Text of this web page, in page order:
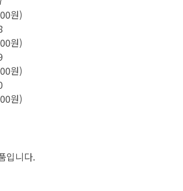
원)
원)
원)
원)
입니다.